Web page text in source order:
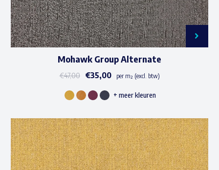
Mohawk Group Alternate
€47,00 €35,00 per m² (excl. btw)
Dit
heeft
meerdere
variaties.
+ meer kleuren